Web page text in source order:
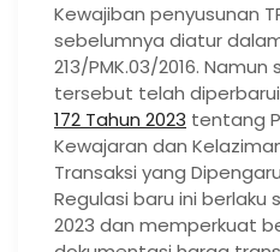
Kewajiban penyusunan
sebelumnya diatur
213/PMK.03/2016.
tersebut telah
172 Tahun 2023 tentang
Kewajaran dan
Transaksi yang
Regulasi baru ini berlaku
2023 dan memperkuat